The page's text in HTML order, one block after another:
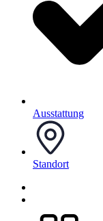
Ausstattung
Standort